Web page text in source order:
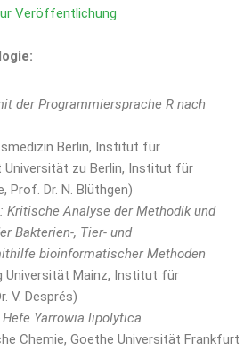
Veröffentlichung
der Programmiersprache R nach
Berlin, Institut für
zu Berlin, Institut für
Prof. Dr. N. Blüthgen)
Kritische Analyse der Methodik und
Bakterien-, Tier- und
bioinformatischer Methoden
Universität Mainz, Institut für
V. Després)
Yarrowia lipolytica
Chemie, Goethe Universität Frankfurt